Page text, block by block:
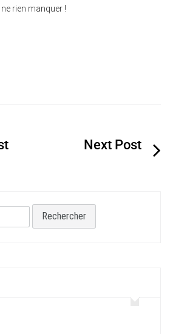
rien manquer !